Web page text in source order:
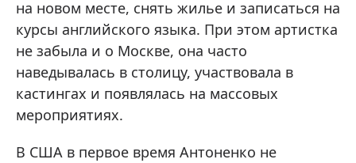
на новом месте, снять жилье и записаться на
курсы английского языка. При этом артистка
не забыла и о Москве, она часто
наведывалась в столицу, участвовала в
кастингах и появлялась на массовых
мероприятиях.
В США в первое время Антоненко не